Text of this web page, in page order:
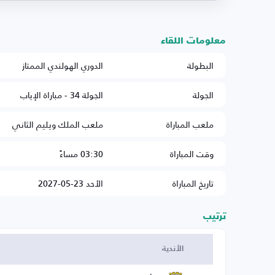
معلومات اللقاء
البطولة
الدوري الهولندي الممتاز
الجولة
الجولة 34 - مباراة الإياب
ملعب المباراة
ملعب الملك ويليم الثاني
وقت المباراة
03:30 مساءً
تاريخ المباراة
الأحد 23-05-2027
ترتيب
الأندية